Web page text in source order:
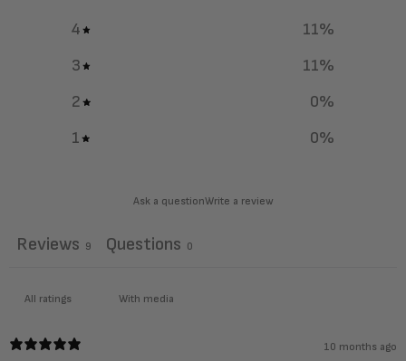
4
11%
3
11%
2
0%
1
0%
Ask a questionWrite a review
Reviews 9 Questions 0
With media
10 months ago